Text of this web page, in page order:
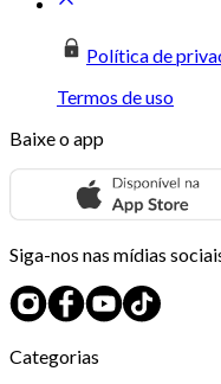
Política de
Termos de uso
Baixe o app
Siga-nos nas mídias
Categorias